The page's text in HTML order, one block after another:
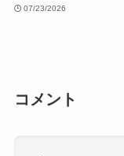
07/23/2026
コメント